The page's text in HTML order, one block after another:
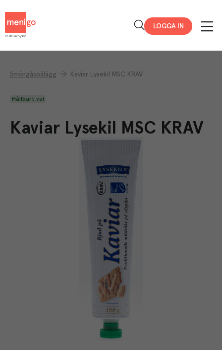
LOGGA IN
Smörgåspålägg Kaviar Lysekil MSC KRAV
Hållbart val
Kaviar Lysekil MSC KRAV